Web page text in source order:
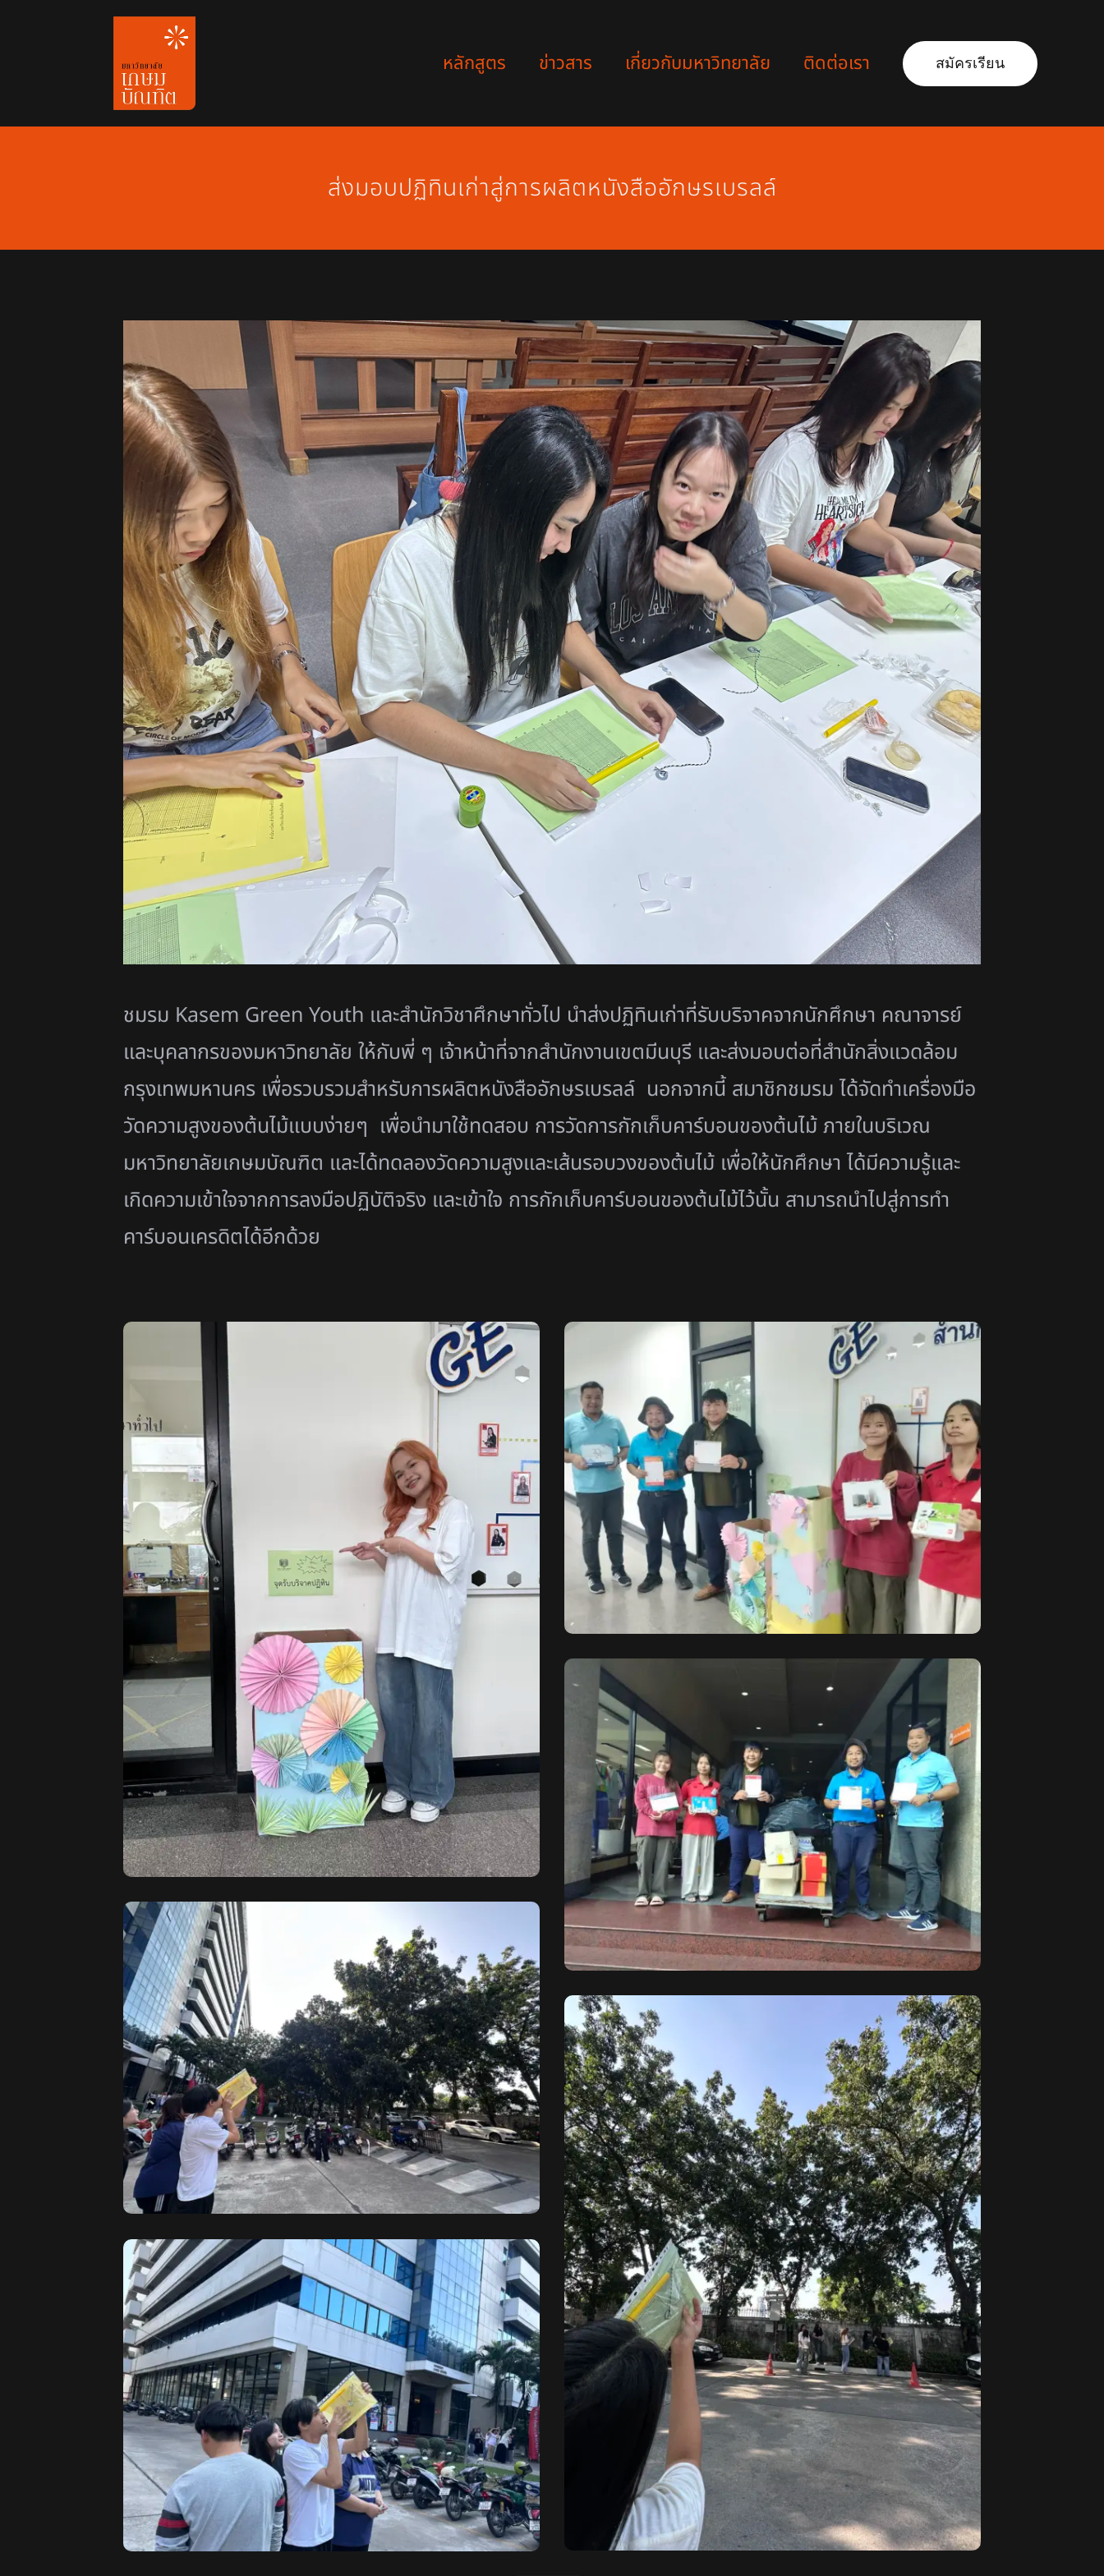
หลักสูตร ข่าวสาร เกี่ยวกับมหาวิทยาลัย ติดต่อเรา สมัครเรียน
ส่งมอบปฏิทินเก่าสู่การผลิตหนังสืออักษรเบรลล์
ชมรม Kasem Green Youth และสำนักวิชาศึกษาทั่วไป นำส่งปฏิทินเก่าที่รับบริจาคจากนักศึกษา คณาจารย์
และบุคลากรของมหาวิทยาลัย ให้กับพี่ ๆ เจ้าหน้าที่จากสำนักงานเขตมีนบุรี และส่งมอบต่อที่สำนักสิ่งแวดล้อม
กรุงเทพมหานคร เพื่อรวบรวมสำหรับการผลิตหนังสืออักษรเบรลล์ นอกจากนี้ สมาชิกชมรม ได้จัดทำเครื่องมือ
วัดความสูงของต้นไม้แบบง่ายๆ เพื่อนำมาใช้ทดสอบ การวัดการกักเก็บคาร์บอนของต้นไม้ ภายในบริเวณ
มหาวิทยาลัยเกษมบัณฑิต และได้ทดลองวัดความสูงและเส้นรอบวงของต้นไม้ เพื่อให้นักศึกษา ได้มีความรู้และ
เกิดความเข้าใจจากการลงมือปฏิบัติจริง และเข้าใจ การกักเก็บคาร์บอนของต้นไม้ไว้นั้น สามารถนำไปสู่การทำ
คาร์บอนเครดิตได้อีกด้วย